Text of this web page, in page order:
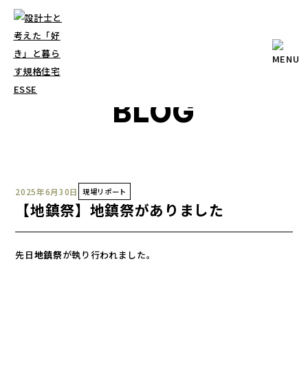
BLOG
2025年6月30日 現場リポート
【地鎮祭】地鎮祭がありました
先日地鎮祭が執り行われました。